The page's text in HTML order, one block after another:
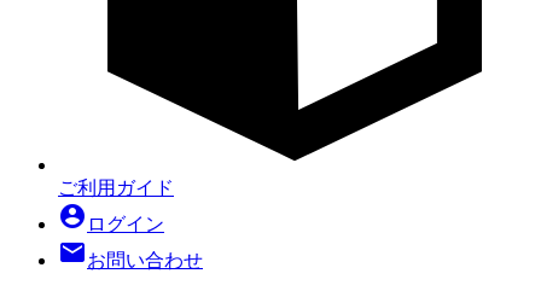
ご利用ガイド
account_circle ログイン
mailお問い合わせ